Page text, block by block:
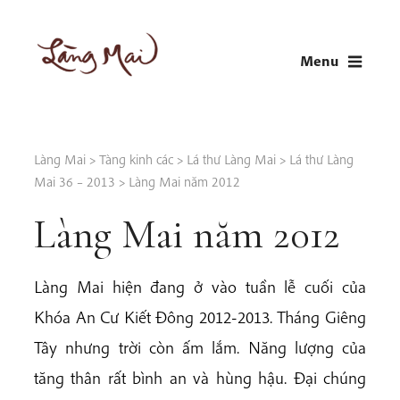
content
Menu
Làng Mai > Tàng kinh các > Lá thư Làng Mai > Lá thư Làng
Mai 36 – 2013 > Làng Mai năm 2012
Làng Mai năm 2012
Làng Mai hiện đang ở vào tuần lễ cuối của
Khóa An Cư Kiết Đông 2012-2013. Tháng Giêng
Tây nhưng trời còn ấm lắm. Năng lượng của
tăng thân rất bình an và hùng hậu. Đại chúng